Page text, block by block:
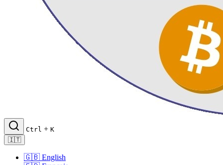
Ctrl + K
🇮🇹
🇬🇧 English